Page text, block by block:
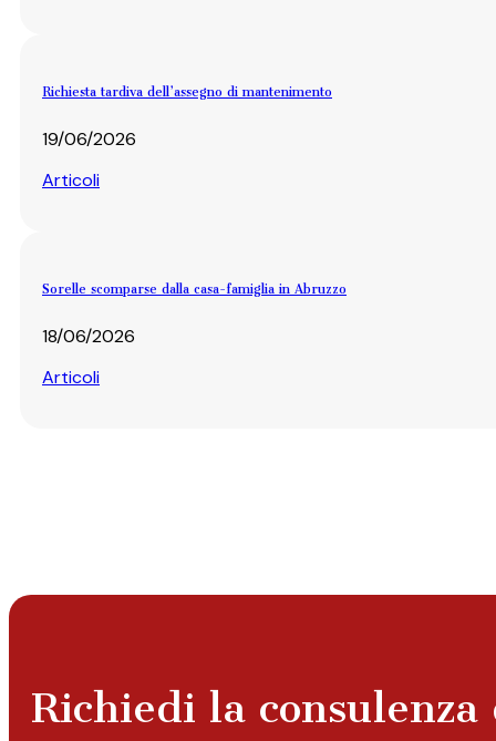
Richiesta tardiva dell’assegno di mantenimento
19/06/2026
Articoli
Sorelle scomparse dalla casa-famiglia in Abruzzo
18/06/2026
Articoli
Richiedi la